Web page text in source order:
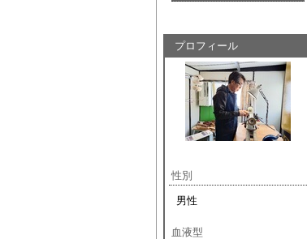
プロフィール
性別
男性
血液型